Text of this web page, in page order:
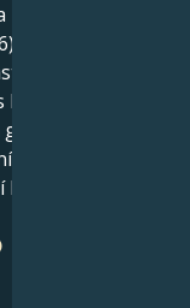
también tiene
de tres ceros).
capacidad de
anhelo de
y equilibrio
posibilidad.